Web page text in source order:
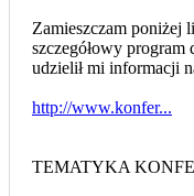
Zamieszczam poniżej
szczegółowy
udzielił mi informacji
http://www.konfer...
TEMATYKA